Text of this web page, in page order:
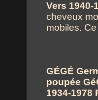
Vers
cheveux
mobiles.
GÉGÉ
poupée
1934-1978